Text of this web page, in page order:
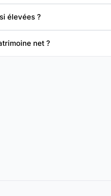
élevées ?
net ?